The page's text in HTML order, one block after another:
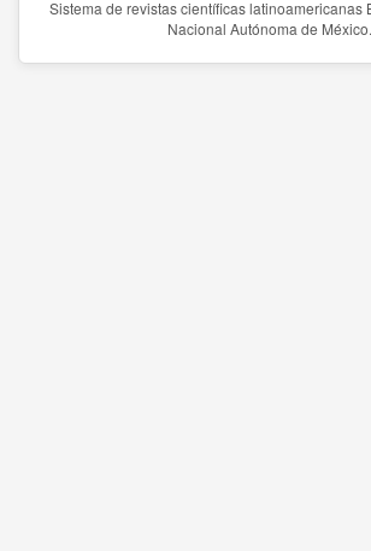
Sistema de revistas científicas latinoamericanas
Nacional Autónoma de México.